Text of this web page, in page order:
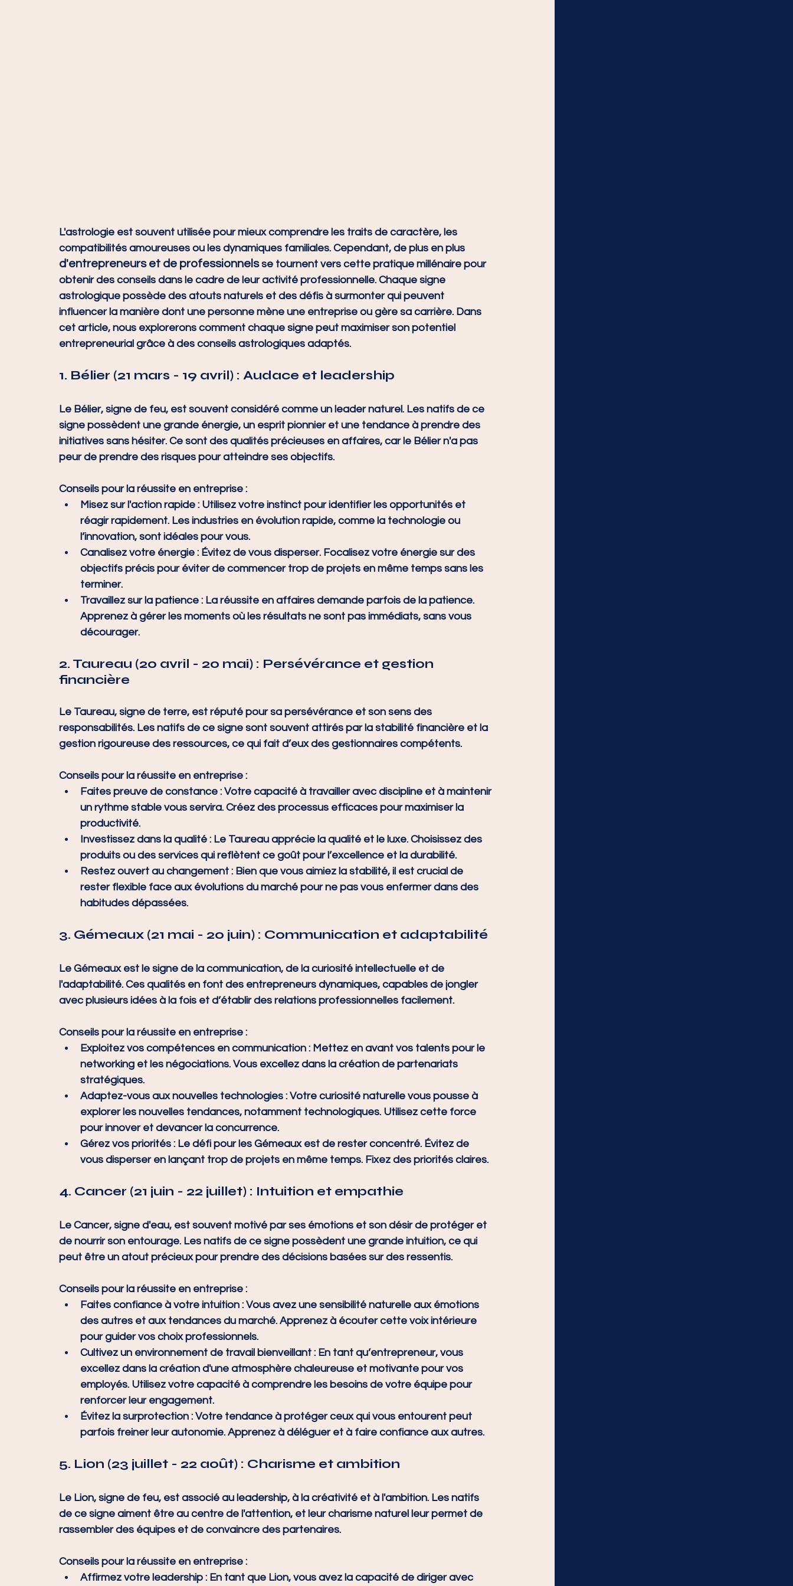
L'astrologie est souvent utilisée pour mieux comprendre les traits de caractère, les
compatibilités amoureuses ou les dynamiques familiales. Cependant, de plus en plus
d'entrepreneurs et de professionnels se tournent vers cette pratique millénaire pour
obtenir des conseils dans le cadre de leur activité professionnelle. Chaque signe
astrologique possède des atouts naturels et des défis à surmonter qui peuvent
influencer la manière dont une personne mène une entreprise ou gère sa carrière. Dans
cet article, nous explorerons comment chaque signe peut maximiser son potentiel
entrepreneurial grâce à des conseils astrologiques adaptés.
1. Bélier (21 mars - 19 avril) : Audace et leadership
Le Bélier, signe de feu, est souvent considéré comme un leader naturel. Les natifs de ce
signe possèdent une grande énergie, un esprit pionnier et une tendance à prendre des
initiatives sans hésiter. Ce sont des qualités précieuses en affaires, car le Bélier n'a pas
peur de prendre des risques pour atteindre ses objectifs.
Conseils pour la réussite en entreprise :
Misez sur l'action rapide : Utilisez votre instinct pour identifier les opportunités et
réagir rapidement. Les industries en évolution rapide, comme la technologie ou
l’innovation, sont idéales pour vous.
Canalisez votre énergie : Évitez de vous disperser. Focalisez votre énergie sur des
objectifs précis pour éviter de commencer trop de projets en même temps sans les
terminer.
Travaillez sur la patience : La réussite en affaires demande parfois de la patience.
Apprenez à gérer les moments où les résultats ne sont pas immédiats, sans vous
décourager.
2. Taureau (20 avril - 20 mai) : Persévérance et gestion
financière
Le Taureau, signe de terre, est réputé pour sa persévérance et son sens des
responsabilités. Les natifs de ce signe sont souvent attirés par la stabilité financière et la
gestion rigoureuse des ressources, ce qui fait d’eux des gestionnaires compétents.
Conseils pour la réussite en entreprise :
Faites preuve de constance : Votre capacité à travailler avec discipline et à maintenir
un rythme stable vous servira. Créez des processus efficaces pour maximiser la
productivité.
Investissez dans la qualité : Le Taureau apprécie la qualité et le luxe. Choisissez des
produits ou des services qui reflètent ce goût pour l’excellence et la durabilité.
Restez ouvert au changement : Bien que vous aimiez la stabilité, il est crucial de
rester flexible face aux évolutions du marché pour ne pas vous enfermer dans des
habitudes dépassées.
3. Gémeaux (21 mai - 20 juin) : Communication et adaptabilité
Le Gémeaux est le signe de la communication, de la curiosité intellectuelle et de
l'adaptabilité. Ces qualités en font des entrepreneurs dynamiques, capables de jongler
avec plusieurs idées à la fois et d’établir des relations professionnelles facilement.
Conseils pour la réussite en entreprise :
Exploitez vos compétences en communication : Mettez en avant vos talents pour le
networking et les négociations. Vous excellez dans la création de partenariats
stratégiques.
Adaptez-vous aux nouvelles technologies : Votre curiosité naturelle vous pousse à
explorer les nouvelles tendances, notamment technologiques. Utilisez cette force
pour innover et devancer la concurrence.
Gérez vos priorités : Le défi pour les Gémeaux est de rester concentré. Évitez de
vous disperser en lançant trop de projets en même temps. Fixez des priorités claires.
4. Cancer (21 juin - 22 juillet) : Intuition et empathie
Le Cancer, signe d'eau, est souvent motivé par ses émotions et son désir de protéger et
de nourrir son entourage. Les natifs de ce signe possèdent une grande intuition, ce qui
peut être un atout précieux pour prendre des décisions basées sur des ressentis.
Conseils pour la réussite en entreprise :
Faites confiance à votre intuition : Vous avez une sensibilité naturelle aux émotions
des autres et aux tendances du marché. Apprenez à écouter cette voix intérieure
pour guider vos choix professionnels.
Cultivez un environnement de travail bienveillant : En tant qu’entrepreneur, vous
excellez dans la création d'une atmosphère chaleureuse et motivante pour vos
employés. Utilisez votre capacité à comprendre les besoins de votre équipe pour
renforcer leur engagement.
Évitez la surprotection : Votre tendance à protéger ceux qui vous entourent peut
parfois freiner leur autonomie. Apprenez à déléguer et à faire confiance aux autres.
5. Lion (23 juillet - 22 août) : Charisme et ambition
Le Lion, signe de feu, est associé au leadership, à la créativité et à l'ambition. Les natifs
de ce signe aiment être au centre de l'attention, et leur charisme naturel leur permet de
rassembler des équipes et de convaincre des partenaires.
Conseils pour la réussite en entreprise :
Affirmez votre leadership : En tant que Lion, vous avez la capacité de diriger avec